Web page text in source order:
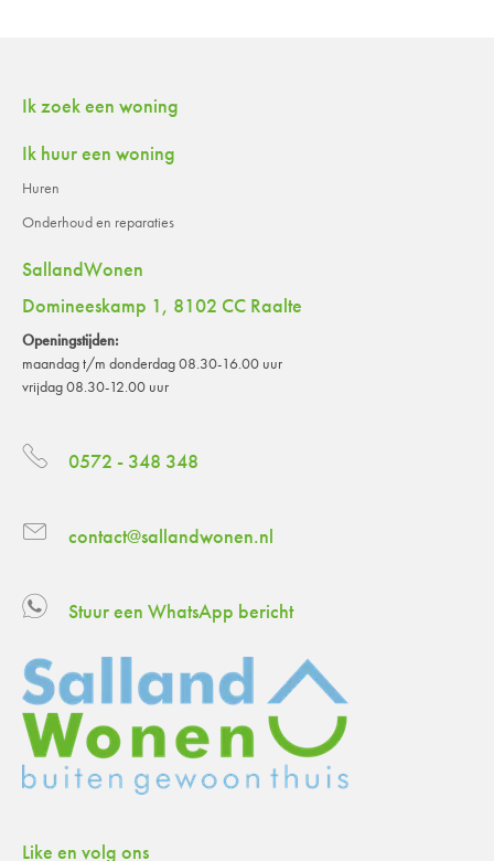
Contactinformatie
Ik zoek een woning
Ik huur een woning
Huren
Onderhoud en reparaties
SallandWonen
Domineeskamp 1, 8102 CC Raalte
Openingstijden:
maandag t/m donderdag 08.30-16.00 uur
vrijdag 08.30-12.00 uur
0572 - 348 348
contact@sallandwonen.nl
Stuur een WhatsApp bericht
Like en volg ons